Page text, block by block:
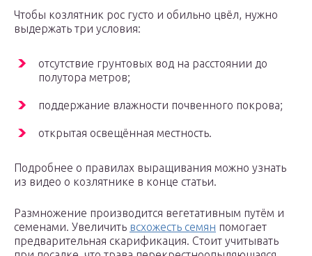
Чтобы козлятник рос густо и обильно цвёл, нужно
выдержать три условия:
отсутствие грунтовых вод на расстоянии до
полутора метров;
поддержание влажности почвенного покрова;
открытая освещённая местность.
Подробнее о правилах выращивания можно узнать
из видео о козлятнике в конце статьи.
Размножение производится вегетативным путём и
семенами. Увеличить всхожесть семян помогает
предварительная скарификация. Стоит учитывать